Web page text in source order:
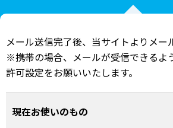
メール送信完了後、当サイトよりメー
※携帯の場合、メールが受信できるよ
許可設定をお願いいたします。
現在お使いのもの